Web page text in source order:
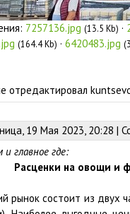
7257136.jpg (13.5 Kb) ·
(164.4 Kb) · 6420483.jpg
отредактировал
19 Мая 2023, 20:28 |
главное где:
Расценки на овощи и
рынок состоит из двух